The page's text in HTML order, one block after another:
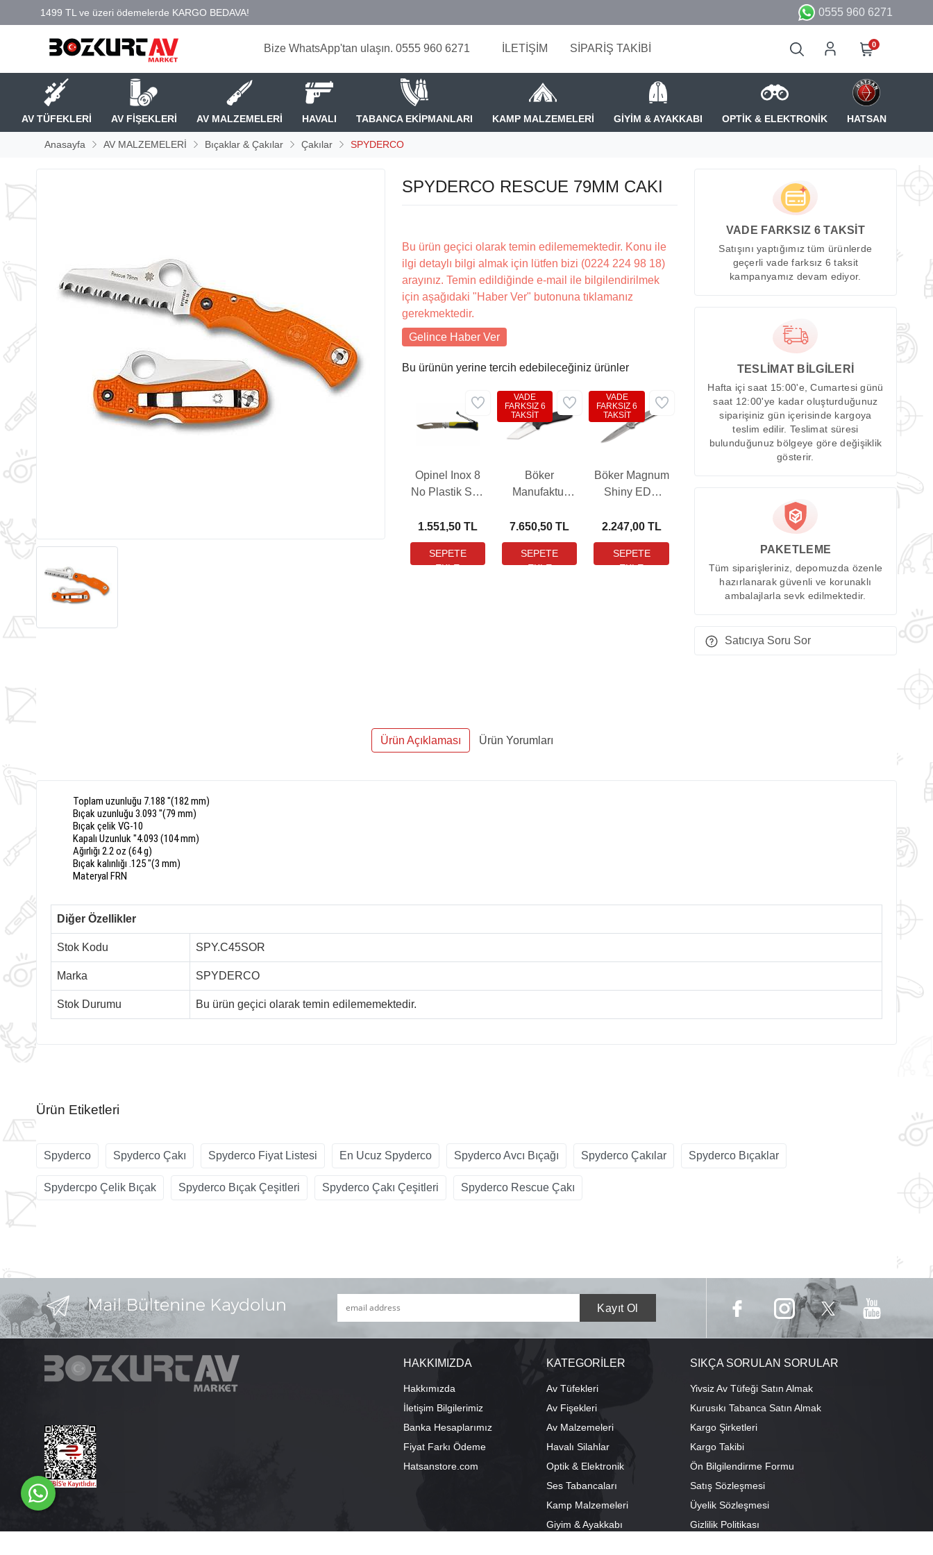
0555 960 6271
Bize WhatsApp'tan ulaşın. 0555 960 6271 İLETİŞİM SİPARİŞ TAKİBİ 0
AV TÜFEKLERİ AV FİŞEKLERİ AV MALZEMELERİ HAVALI TABANCA EKİPMANLARI KAMP MALZEMELERİ GİYİM & AYAKKABI OPTİK & ELEKTRONİK HATSAN
Anasayfa AV MALZEMELERİ Bıçaklar & Çakılar Çakılar SPYDERCO
SPYDERCO RESCUE 79MM CAKI
Bu ürün geçici olarak temin edilememektedir. Konu ile
ilgi detaylı bilgi almak için lütfen bizi (0224 224 98 18)
arayınız. Temin edildiğinde e-mail ile bilgilendirilmek
için aşağıdaki "Haber Ver" butonuna tıklamanız
gerekmektedir.
Gelince Haber Ver
Bu ürünün yerine tercih edebileceğiniz ürünler
Opinel Inox 8
No Plastik Sap
(001578)
1.551,50 TL
Böker
Manufaktur
7.650,50 TL
VADE
FARKSIZ 6
TAKSİT
Böker Magnum
Shiny EDC
2.247,00 TL
VADE
FARKSIZ 6
TAKSİT
VADE FARKSIZ 6 TAKSİT
Satışını yaptığımız tüm ürünlerde
geçerli vade farksız 6 taksit
kampanyamız devam ediyor.
TESLİMAT BİLGİLERİ
Hafta içi saat 15:00'e, Cumartesi günü
saat 12:00'ye kadar oluşturduğunuz
siparişiniz gün içerisinde kargoya
teslim edilir. Teslimat süresi
bulunduğunuz bölgeye göre değişiklik
gösterir.
PAKETLEME
Tüm siparişleriniz, depomuzda özenle
hazırlanarak güvenli ve korunaklı
ambalajlarla sevk edilmektedir.
Satıcıya Soru Sor
Ürün Açıklaması Ürün Yorumları
Toplam uzunluğu 7.188 "(182mm)
Bıçak uzunluğu 3.093 "(79 mm)
BıçakçelikVG-10
Kapalı Uzunluk"4.093 (104mm)
Ağırlığı 2.2oz (64g)
Bıçakkalınlığı .125"(3 mm)
Materyal FRN
Diğer Özellikler
Stok Kodu SPY.C45SOR
Marka SPYDERCO
Stok Durumu Bu ürün geçici olarak temin edilememektedir.
Ürün Etiketleri
Spyderco Spyderco Çakı Spyderco Fiyat Listesi En Ucuz Spyderco Spyderco Avcı Bıçağı Spyderco Çakılar Spyderco Bıçaklar
Spydercpo Çelik Bıçak Spyderco Bıçak Çeşitleri Spyderco Çakı Çeşitleri Spyderco Rescue Çakı
HAKKIMIZDA
Hakkımızda
İletişim Bilgilerimiz
Banka Hesaplarımız
Fiyat Farkı Ödeme
Hatsanstore.com
KATEGORİLER
Av Tüfekleri
Av Fişekleri
Av Malzemeleri
Havalı Silahlar
Optik & Elektronik
Ses Tabancaları
Kamp Malzemeleri
Giyim & Ayakkabı
SIKÇA SORULAN SORULAR
Yivsiz Av Tüfeği Satın Almak
Kurusıkı Tabanca Satın Almak
Kargo Şirketleri
Kargo Takibi
Ön Bilgilendirme Formu
Satış Sözleşmesi
Üyelik Sözleşmesi
Gizlilik Politikası